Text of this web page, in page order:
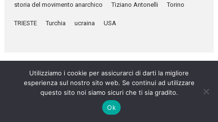
storia del movimento anarchico Tiziano Antonelli Torino
TRIESTE Turchia ucraina USA
Umanità Nova © 2026
Utilizziamo i cookie per assicurarci di darti la migliore
esperienza sul nostro sito web. Se continui ad utilizzare
questo sito noi siamo sicuri che ti sia gradito.
Ok